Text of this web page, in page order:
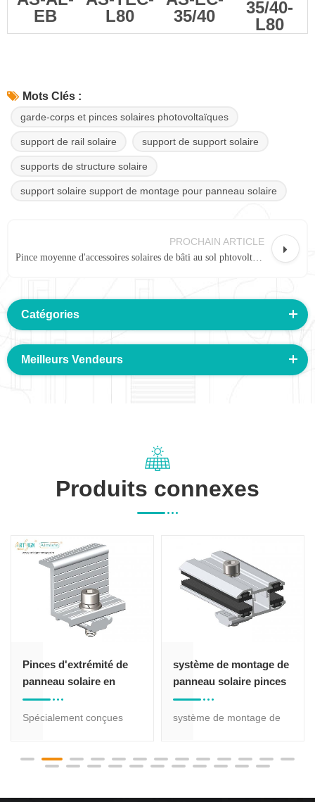
EB
L80
35/40
35/40-
L80
Mots Clés :
garde-corps et pinces solaires photovoltaïques
support de rail solaire support de support solaire
supports de structure solaire
support solaire support de montage pour panneau solaire
PROCHAIN ARTICLE
Catégories
Meilleurs Vendeurs
Produits connexes
Pinces d'extrémité de
panneau solaire en
aluminium anodisé
Spécialement conçues
solaires, ces pinces offrent
système de montage de
panneau solaire pinces
de module sans cadre
système de montage de
panneaux sans cadre.